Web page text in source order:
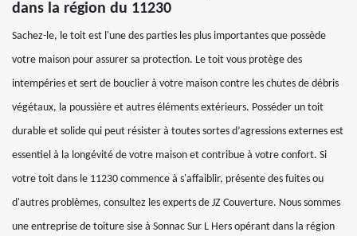
dans la région du 11230
Sachez-le, le toit est l'une des parties les plus importantes que possède
votre maison pour assurer sa protection. Le toit vous protège des
intempéries et sert de bouclier à votre maison contre les chutes de débris
végétaux, la poussière et autres éléments extérieurs. Posséder un toit
durable et solide qui peut résister à toutes sortes d’agressions externes est
essentiel à la longévité de votre maison et contribue à votre confort. Si
votre toit dans le 11230 commence à s'affaiblir, présente des fuites ou
d'autres problèmes, consultez les experts de JZ Couverture. Nous sommes
une entreprise de toiture sise à Sonnac Sur L Hers opérant dans la région